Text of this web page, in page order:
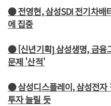
● 전영현, 삼성SDI 전기차배
에 집중
● [신년기획] 삼성생명, 금융
문제 '산적'
● 삼성디스플레이, 삼성전자
투자 늘릴 듯